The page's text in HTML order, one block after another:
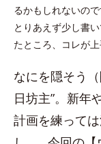
るかもしれないの
とりあえず少し書
たところ、コレが上
なにを隠そう
日坊主”。新年
計画を練って